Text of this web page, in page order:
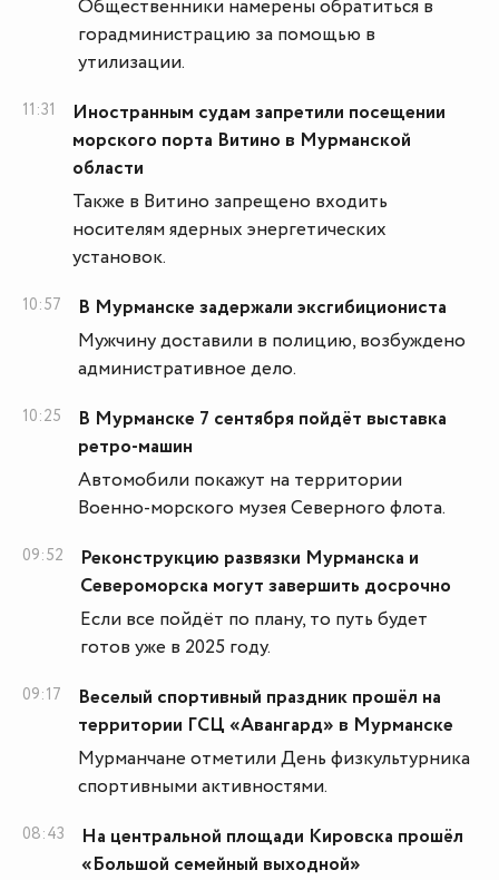
Общественники намерены обратиться в
горадминистрацию за помощью в
утилизации.
11:31
Иностранным судам запретили посещении
морского порта Витино в Мурманской
области
Также в Витино запрещено входить
носителям ядерных энергетических
установок.
10:57
В Мурманске задержали эксгибициониста
Мужчину доставили в полицию, возбуждено
административное дело.
10:25
В Мурманске 7 сентября пойдёт выставка
ретро-машин
Автомобили покажут на территории
Военно-морского музея Северного флота.
09:52
Реконструкцию развязки Мурманска и
Североморска могут завершить досрочно
Если все пойдёт по плану, то путь будет
готов уже в 2025 году.
09:17
Веселый спортивный праздник прошёл на
территории ГСЦ «Авангард» в Мурманске
Мурманчане отметили День физкультурника
спортивными активностями.
08:43
На центральной площади Кировска прошёл
«Большой семейный выходной»